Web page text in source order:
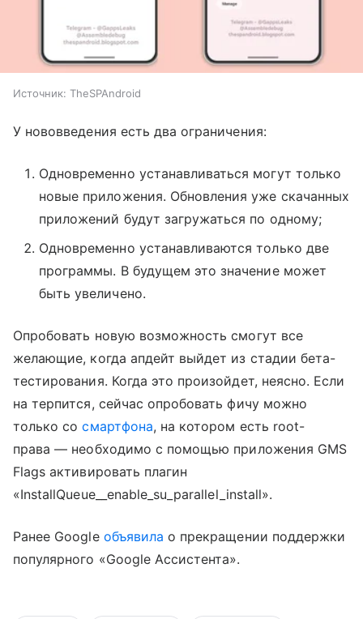
Источник: TheSPAndroid
У нововведения есть два ограничения:
Одновременно устанавливаться могут только
новые приложения. Обновления уже скачанных
приложений будут загружаться по одному;
Одновременно устанавливаются только две
программы. В будущем это значение может
быть увеличено.
Опробовать новую возможность смогут все
желающие, когда апдейт выйдет из стадии бета-
тестирования. Когда это произойдет, неясно. Если
на терпится, сейчас опробовать фичу можно
только сосмартфона, на котором есть root-
права — необходимо с помощью приложения GMS
Flags активировать плагин
«InstallQueue__enable_su_parallel_install».
Ранее Google объявила о прекращении поддержки
популярного «Google Ассистента».